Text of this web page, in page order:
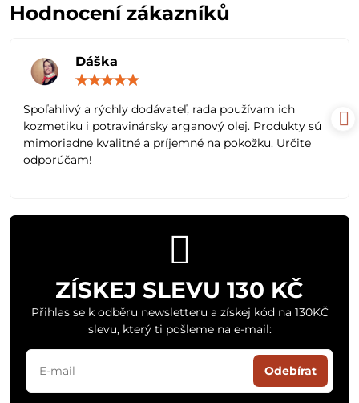
Hodnocení zákazníků
Dáška
5
Spoľahlivý a rýchly dodávateľ, rada používam ich
kozmetiku i potravinársky arganový olej. Produkty sú
mimoriadne kvalitné a príjemné na pokožku. Určite
odporúčam!
ZÍSKEJ SLEVU 130 KČ
Přihlas se k odběru newsletteru a získej kód na 130KČ
slevu, který ti pošleme na e-mail:
Odebírat